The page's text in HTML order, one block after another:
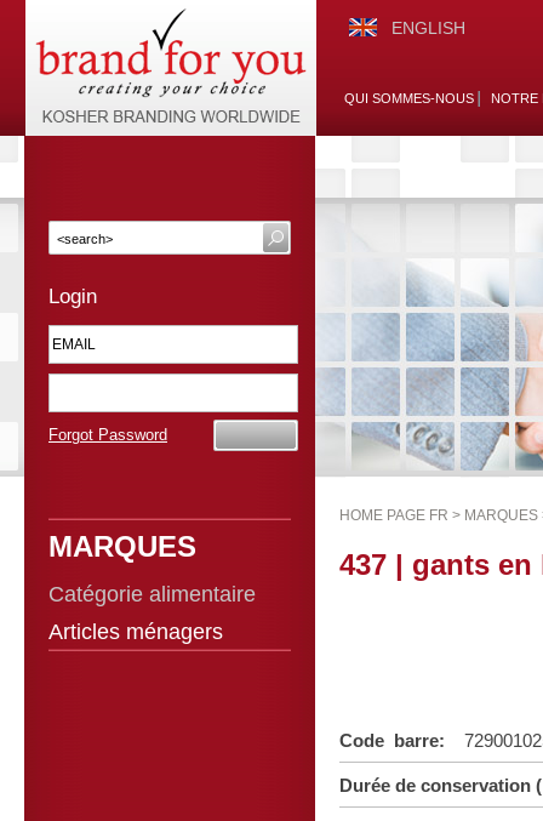
ENGLISH
QUI SOMMES-NOUS NOTRE
Login
Forgot Password
MARQUES
Catégorie alimentaire
Articles ménagers
HOME PAGE FR > MARQUES
437 | gants
Code barre:
Durée de conservation